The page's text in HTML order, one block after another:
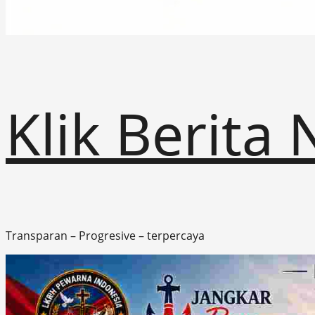
Klik Berita
Transparan – Progresive – terpercaya